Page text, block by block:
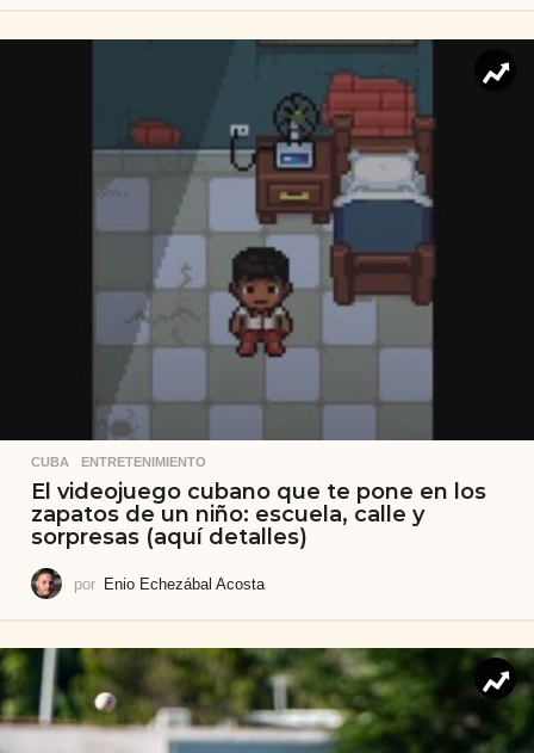
CUBA ,ENTRETENIMIENTO
El videojuego cubano que te pone en los
zapatos de un niño: escuela, calle y
sorpresas (aquí detalles)
por Enio Echezábal Acosta